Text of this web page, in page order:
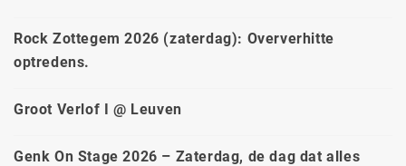
Rock Zottegem 2026 (zaterdag): Oververhitte
optredens.
Groot Verlof I @ Leuven
Genk On Stage 2026 – Zaterdag, de dag dat alles